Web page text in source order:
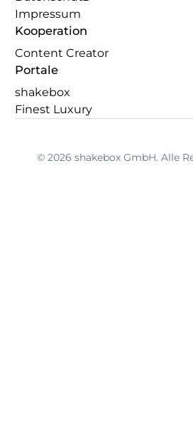
Impressum
Kooperation
Content Creator
Portale
shakebox
Finest Luxury
© 2026 shakebox GmbH. Alle